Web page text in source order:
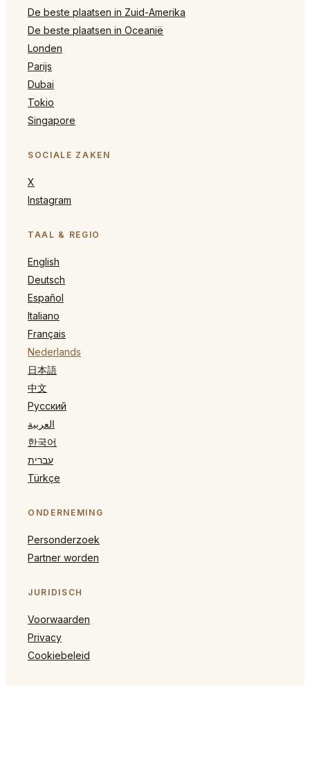
De beste plaatsen in Zuid-Amerika
De beste plaatsen in Oceanië
Londen
Parijs
Dubai
Tokio
Singapore
SOCIALE ZAKEN
X
Instagram
TAAL & REGIO
English
Deutsch
Español
Italiano
Français
Nederlands
日本語
中文
Русский
العربية
한국어
עברית
Türkçe
ONDERNEMING
Personderzoek
Partner worden
JURIDISCH
Voorwaarden
Privacy
Cookiebeleid